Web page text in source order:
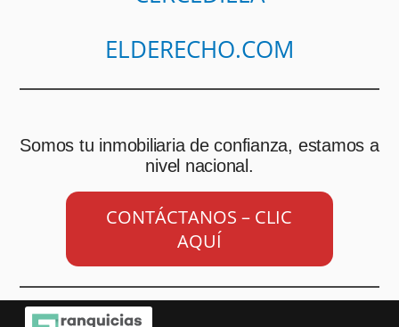
ELDERECHO.COM
Somos tu inmobiliaria de confianza, estamos a
nivel nacional.
CONTÁCTANOS – CLIC
AQUÍ